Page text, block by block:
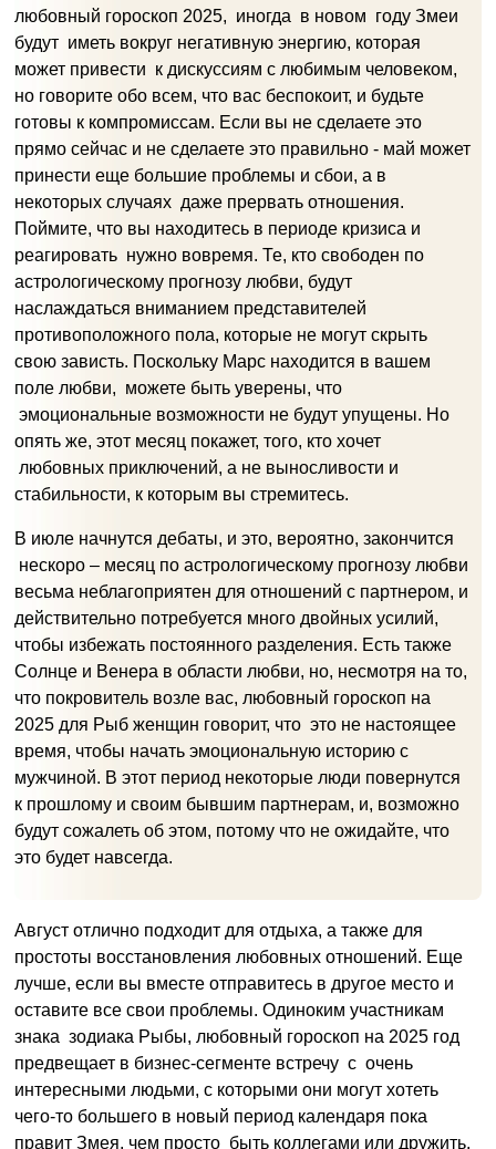
любовный гороскоп 2025, иногда в новом году Змеи
будут иметь вокруг негативную энергию, которая
может привести к дискуссиям с любимым человеком,
но говорите обо всем, что вас беспокоит, и будьте
готовы к компромиссам. Если вы не сделаете это
прямо сейчас и не сделаете это правильно - май может
принести еще большие проблемы и сбои, а в
некоторых случаях даже прервать отношения.
Поймите, что вы находитесь в периоде кризиса и
реагировать нужно вовремя. Те, кто свободен по
астрологическому прогнозу любви, будут
наслаждаться вниманием представителей
противоположного пола, которые не могут скрыть
свою зависть. Поскольку Марс находится в вашем
поле любви, можете быть уверены, что
эмоциональные возможности не будут упущены. Но
опять же, этот месяц покажет, того, кто хочет
любовных приключений, а не выносливости и
стабильности, к которым вы стремитесь.
В июле начнутся дебаты, и это, вероятно, закончится
нескоро – месяц по астрологическому прогнозу любви
весьма неблагоприятен для отношений с партнером, и
действительно потребуется много двойных усилий,
чтобы избежать постоянного разделения. Есть также
Солнце и Венера в области любви, но, несмотря на то,
что покровитель возле вас, любовный гороскоп на
2025 для Рыб женщин говорит, что это не настоящее
время, чтобы начать эмоциональную историю с
мужчиной. В этот период некоторые люди повернутся
к прошлому и своим бывшим партнерам, и, возможно
будут сожалеть об этом, потому что не ожидайте, что
это будет навсегда.
Август отлично подходит для отдыха, а также для
простоты восстановления любовных отношений. Еще
лучше, если вы вместе отправитесь в другое место и
оставите все свои проблемы. Одиноким участникам
знака зодиака Рыбы, любовный гороскоп на 2025 год
предвещает в бизнес-сегменте встречу с очень
интересными людьми, с которыми они могут хотеть
чего-то большего в новый период календаря пока
правит Змея, чем просто быть коллегами или дружить.